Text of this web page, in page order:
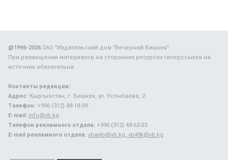
@1996-2026ЗАО "Издательский дом "Вечерний Бишкек"
При размещении материалов на сторонних ресурсах гиперссылка на
источник обязательна.
Контакты редакции:
Адрес: Кыргызстан, г. Бишкек, ул. Усенбаева, 2.
Телефон: +996 (312) 88-18-09.
E-mail: info@vb.kg
Телефон рекламного отдела: +996 (312) 48-62-03.
E-mail рекламного отдела: vbavto@vb.kg, vb48k@vb.kg